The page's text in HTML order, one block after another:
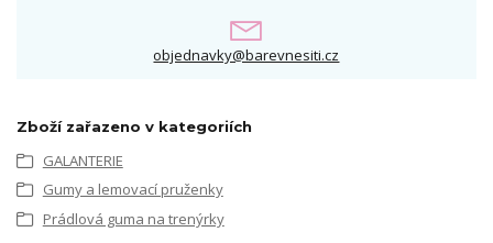
objednavky@barevnesiti.cz
Zboží zařazeno v kategoriích
GALANTERIE
Gumy a lemovací pruženky
Prádlová guma na trenýrky